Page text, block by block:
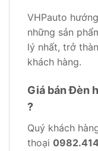
VHPauto
những sản
lý nhất, trở
khách hàng.
Giá bán Đèn
?
Quý khách
thoại